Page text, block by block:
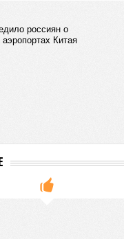
россиян о
Китая